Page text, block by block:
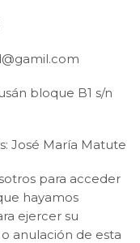
bloque B1 s/n
José María Matute
para acceder
hayamos
ejercer su
anulación de esta